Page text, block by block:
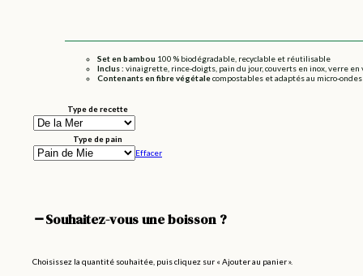
Set en bambou 100 % biodégradable, recyclable et réutilisable
Inclus : vinaigrette, rince-doigts, pain du jour, couverts en inox, verre en
Contenants en fibre végétalecompostables et adaptés au micro-ondes
Type de recette
Type de pain
Effacer
Souhaitez-vous une boisson ?
Choisissez la quantité souhaitée, puis cliquez sur « Ajouter au panier ».